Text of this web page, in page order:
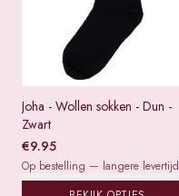
Joha - Wollen sokken - Dun -
Zwart
€9.95
Op bestelling — langere levertijd